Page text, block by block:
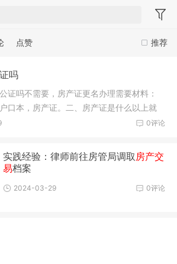
推荐
点赞
吗
证吗不需要，房产证更名办理需要材料：
口本，房产证。二、房产证是什么以上就
的房产证改名需要公证吗，房产的归属权
0评论
实践经验：律师前往房管局调取房产交
易档案
0评论
2024-03-29